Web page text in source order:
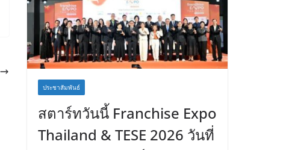
ประชาสัมพันธ์
สตาร์ทวันนี้ Franchise Expo
Thailand & TESE 2026 วันที่